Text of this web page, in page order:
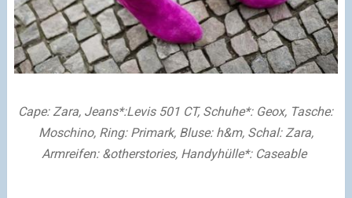
Cape: Zara, Jeans*:Levis 501 CT, Schuhe*: Geox, Tasche:
Moschino, Ring: Primark, Bluse: h&m, Schal: Zara,
Armreifen: &otherstories, Handyhülle*: Caseable